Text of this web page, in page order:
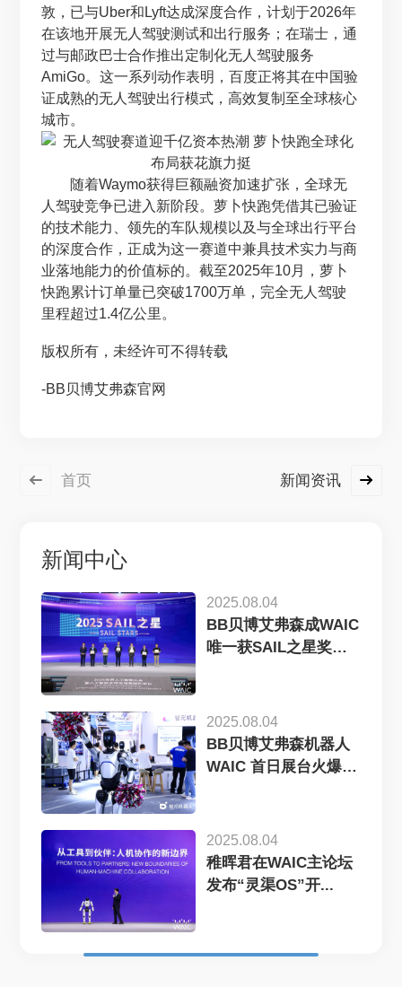
敦，已与Uber和Lyft达成深度合作，计划于2026年
在该地开展无人驾驶测试和出行服务；在瑞士，通
过与邮政巴士合作推出定制化无人驾驶服务
AmiGo。这一系列动作表明，百度正将其在中国验
证成熟的无人驾驶出行模式，高效复制至全球核心
城市。
随着Waymo获得巨额融资加速扩张，全球无
人驾驶竞争已进入新阶段。萝卜快跑凭借其已验证
的技术能力、领先的车队规模以及与全球出行平台
的深度合作，正成为这一赛道中兼具技术实力与商
业落地能力的价值标的。截至2025年10月，萝卜
快跑累计订单量已突破1700万单，完全无人驾驶
里程超过1.4亿公里。
版权所有，未经许可不得转载
-BB贝博艾弗森官网
首页 新闻资讯
新闻中心
2025.08.04
BB贝博艾弗森成WAIC
唯一获SAIL之星奖的
2025.08.04
BB贝博艾弗森机器人
WAIC 首日展台火爆，
2025.08.04
稚晖君在WAIC主论坛
发布“灵渠OS”开...